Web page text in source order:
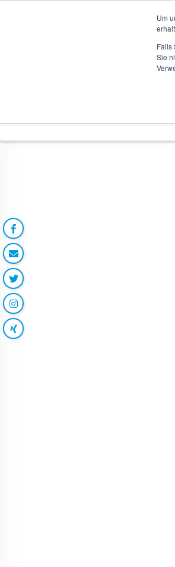
Um
Falls
Sie